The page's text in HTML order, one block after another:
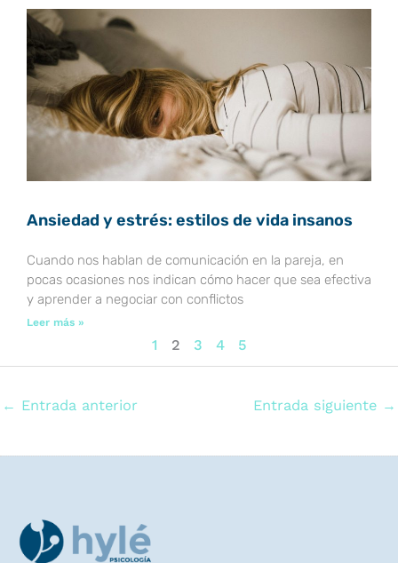
Ansiedad y estrés: estilos de vida insanos
Cuando nos hablan de comunicación en la pareja, en
pocas ocasiones nos indican cómo hacer que sea efectiva
y aprender a negociar con conflictos
Leer más »
1 2 3 4 5
← Entrada anterior Entrada siguiente →